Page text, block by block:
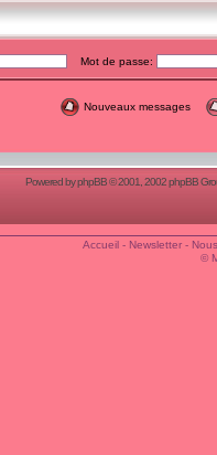
Mot de passe:
Nouveaux messages
Powered byphpBB© 2001, 2002 phpBB
Accueil- Newsletter-
©